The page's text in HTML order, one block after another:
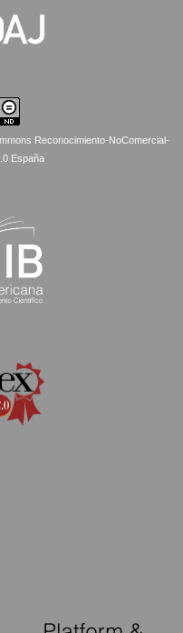
Reconocimiento-NoComercial-
España